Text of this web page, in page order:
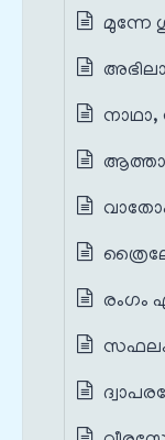
മുന്നേ
രംഗം
സഫലം